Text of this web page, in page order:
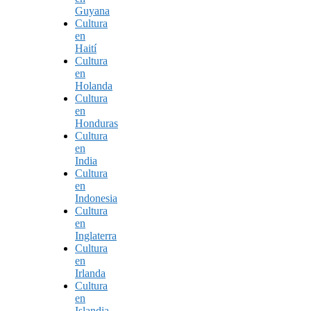
Guyana
Cultura
en
Haití
Cultura
en
Holanda
Cultura
en
Honduras
Cultura
en
India
Cultura
en
Indonesia
Cultura
en
Inglaterra
Cultura
en
Irlanda
Cultura
en